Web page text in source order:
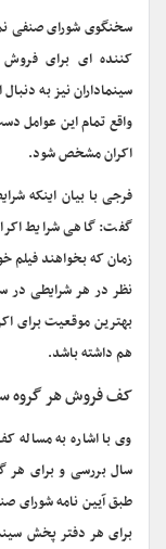
سخنگوی شورای صنفی
کننده ای برای
سینماداران نیز به
واقع تمام این عوامل
اکران مشخص شود.
فرجی با بیان اینکه
گفت: گاهی شرایط
زمان که بخواهند فیلم
نظر در هر شرایطی در
بهترین موقعیت برای
هم داشته باشد.
کف فروش هر گروه
وی با اشاره به
سال بررسی و برای
طبق آیین نامه شورای
برای هر دفتر پخش